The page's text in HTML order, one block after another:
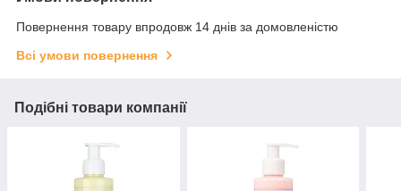
Повернення товару впродовж 14 днів за домовленістю
Всі умови повернення
Подібні товари компанії